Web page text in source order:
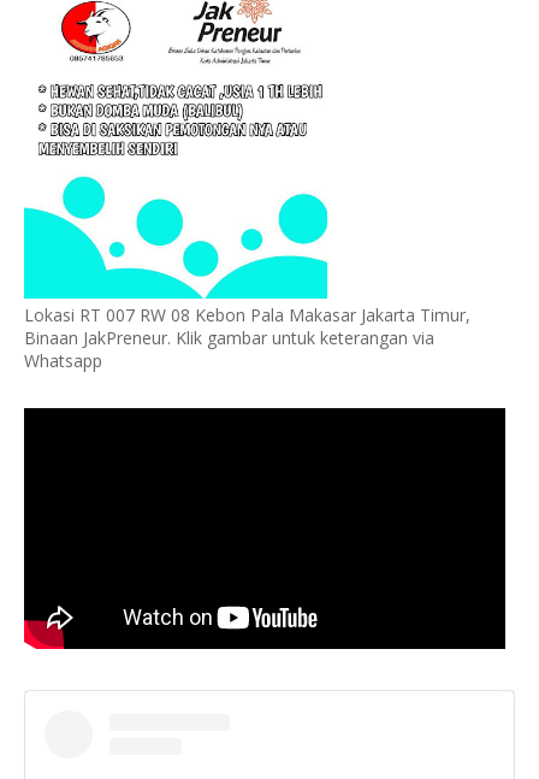
Lokasi RT 007 RW 08 Kebon Pala Makasar Jakarta Timur,
Binaan JakPreneur. Klik gambar untuk keterangan via
Whatsapp